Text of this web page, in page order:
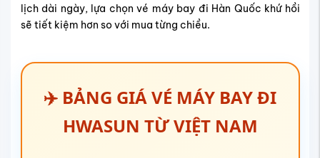
lịch dài ngày, lựa chọn vé máy bay đi Hàn Quốc khứ hồi
sẽ tiết kiệm hơn so với mua từng chiều.
✈️ BẢNG GIÁ VÉ MÁY BAY ĐI
HWASUN TỪ VIỆT NAM